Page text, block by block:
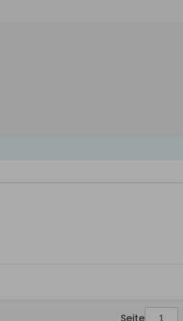
Seite